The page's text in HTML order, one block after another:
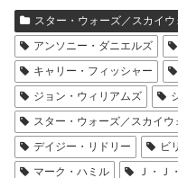
スター・ウォーズ／スカイ
アンソニー・ダニエルズ
キャリー・フィッシャー
ジョン・ウィリアムズ
スター・ウォーズ／スカイ
デイジー・リドリー
ビ
マーク・ハミル
Ｊ・Ｊ